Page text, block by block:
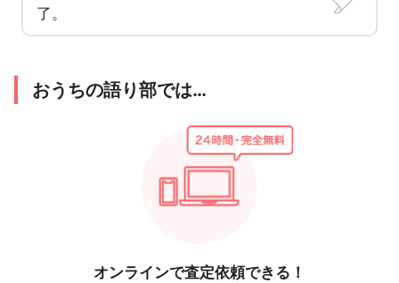
了。
おうちの語り部では…
オンラインで査定依頼できる！